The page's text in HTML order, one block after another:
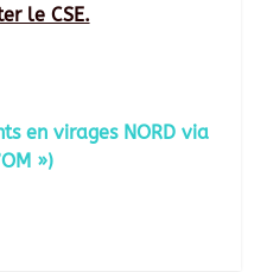
le CSE.
en virages NORDvia
»)